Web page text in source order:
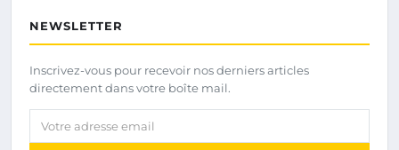
NEWSLETTER
Inscrivez-vous pour recevoir nos derniers articles
directement dans votre boîte mail.
Votre adresse email